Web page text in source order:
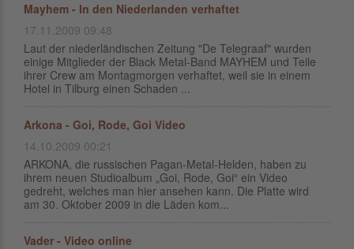
Mayhem - In den Niederlanden verhaftet
17.11.2009 09:48
Laut der niederländischen Zeitung "De Telegraaf" wurden
einige Mitglieder der Black Metal-Band MAYHEM und Teile
ihrer Crew am Montagmorgen verhaftet, weil sie in einem
Hotel in Tilburg einen Schaden ...
Arkona - Goi, Rode, Goi Video
14.10.2009 00:21
ARKONA, die russischen Pagan-Metal-Helden, haben zu
ihrem neuen Studioalbum „Goi, Rode, Goi“ ein Video
gedreht, welches man hier ansehen kann. Die Platte wird
am 30. Oktober 2009 in die Läden kom...
Vader - Video online